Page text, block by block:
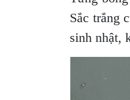
Sắc trắng
sinh nhật,